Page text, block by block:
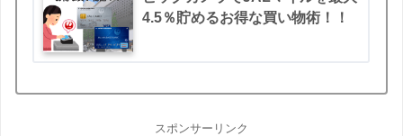
4.5％貯めるお得な買い物術！！
スポンサーリンク